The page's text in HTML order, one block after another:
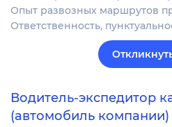
Опыт развозных маршрутов
Ответственность,
Водитель-экспедитор
(автомобиль компании)